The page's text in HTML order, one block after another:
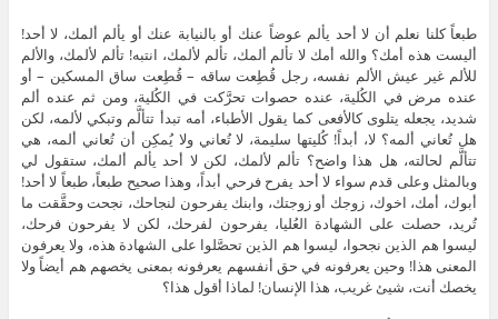
طبعاً كلنا نعلم أن لا أحد يألم عوضاً عنك أو بالنيابة عنك أو يألم ألمك، لا أحد!
أليست هذه أمك؟ والله أمك لا تألم ألمك، تألم لألمك، انتبه! تألم لألمك، والألم
للألم غير عيش الألم نفسه، رجل قُطِعت ساقه – قُطِعت ساق المسكين – أو
عنده مرض في الكُلية، عنده حصوات تحرَّكت في الكُلية، ومن ثم عنده ألم
شديد، يجعله يتلوى كالأفعى كما يقول الأطباء، أمه تبدأ تتألَّم وتبكي لألمه، لكن
هل تُعاني ألمه؟ لا، أبداً! كُليتها سليمة، لا تُعاني ولا يُمكِن أن تُعاني ألمه، هي
تتألَّم لحالته، هل هذا واضح؟ تألم لألمك، لكن لا أحد يألم ألمك، ستقول لي
وبالمثل وعلى قدم سواء لا أحد يفرح فرحي أبداً، وهذا صحيح طبعاً، طبعاً لا أحد!
أبوك، أمك، اخوك، زوجك أو زوجتك، وابنك يفرحون لنجاحك، نجحت وحقَّقت ما
تُريد، حصلت على الشهادة العُليا، يفرحون لفرحك، لكن لا يفرحون فرحك،
ليسوا هم الذين نجحوا، ليسوا هم الذين تحصَّلوا على الشهادة هذه، ولا يعرفون
المعنى هذا! وحين يعرفونه في حق أنفسهم يعرفونه بمعنى يخصهم هم أيضاً ولا
يخصك أنت، شيئ غريب، هذا الإنسان! لماذا أقول هذا؟